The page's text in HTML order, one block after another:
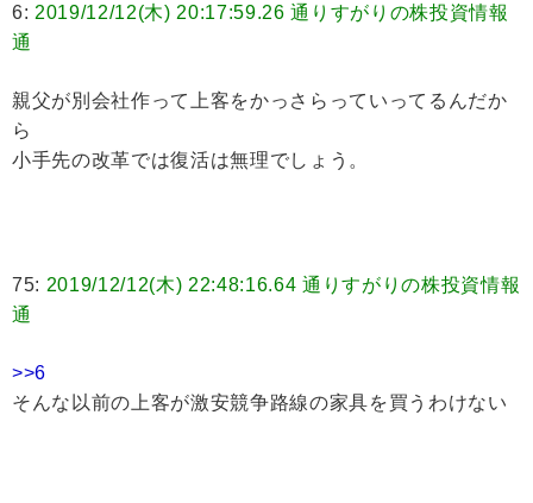
6: 2019/12/12(木) 20:17:59.26 通りすがりの株投資情報
通
親父が別会社作って上客をかっさらっていってるんだか
ら
小手先の改革では復活は無理でしょう。
75: 2019/12/12(木) 22:48:16.64 通りすがりの株投資情報
通
>>6
そんな以前の上客が激安競争路線の家具を買うわけない